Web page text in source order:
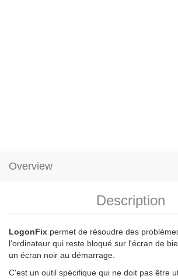
Overview
Description
LogonFix permet de résoudre des
l'ordinateur qui reste bloqué sur l'écran de
un écran noir au démarrage.
C'est un outil spécifique qui ne doit pas être